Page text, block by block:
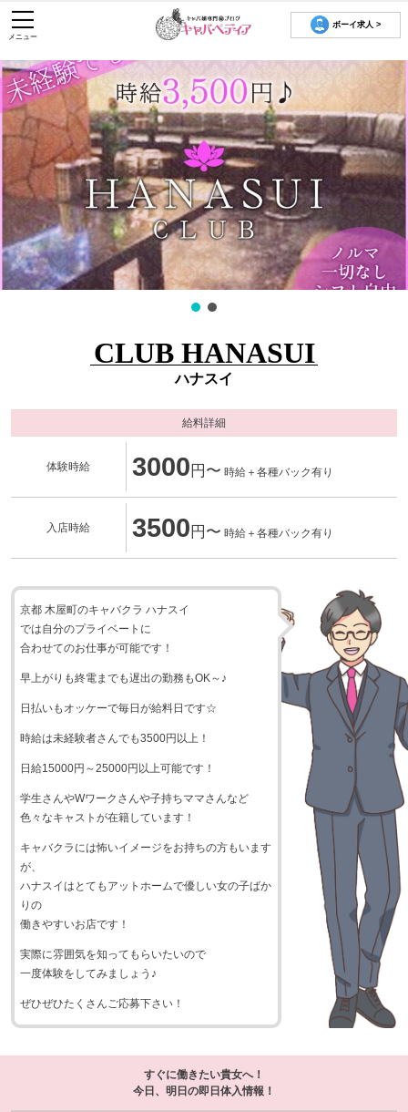
ボーイ求人 >
メニュー
CLUB HANASUI
ハナスイ
給料詳細
体験時給 3000 円〜 時給＋各種バック有り
入店時給 3500 円〜 時給＋各種バック有り
京都 木屋町のキャバクラ ハナスイ
では自分のプライベートに
合わせてのお仕事が可能です！
早上がりも終電までも遅出の勤務もOK～♪
日払いもオッケーで毎日が給料日です☆
時給は未経験者さんでも3500円以上！
日給15000円～25000円以上可能です！
学生さんやWワークさんや子持ちママさんなど
色々なキャストが在籍しています！
キャバクラには怖いイメージをお持ちの方もいます
が、
ハナスイはとてもアットホームで優しい女の子ばか
りの
働きやすいお店です！
実際に雰囲気を知ってもらいたいので
一度体験をしてみましょう♪
ぜひぜひたくさんご応募下さい！
すぐに働きたい貴女へ！
今日、明日の即日体入情報！